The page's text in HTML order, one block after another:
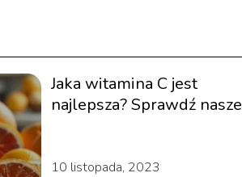
Jaka witamina C jest
najlepsza? Sprawdź nasze
10 listopada, 2023